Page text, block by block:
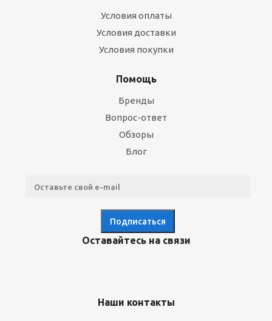
Условия оплаты
Условия доставки
Условия покупки
Помощь
Бренды
Вопрос-ответ
Обзоры
Блог
Оставайтесь на связи
Наши контакты